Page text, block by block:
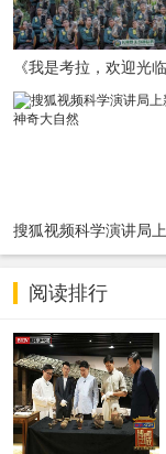
《我是考拉，欢迎光
家》温情收官：一个八
家族，二十年的爱与
搜狐视频科学演讲局
进神奇大自然
阅读排行